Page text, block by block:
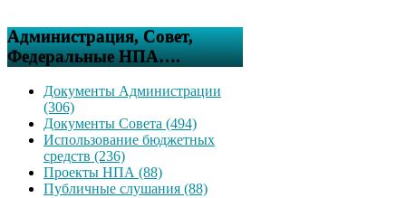
Администрация, Совет,
Федеральные НПА….
Документы Администрации
(306)
Документы Совета (494)
Использование бюджетных
средств (236)
Проекты НПА (88)
Публичные слушания (88)